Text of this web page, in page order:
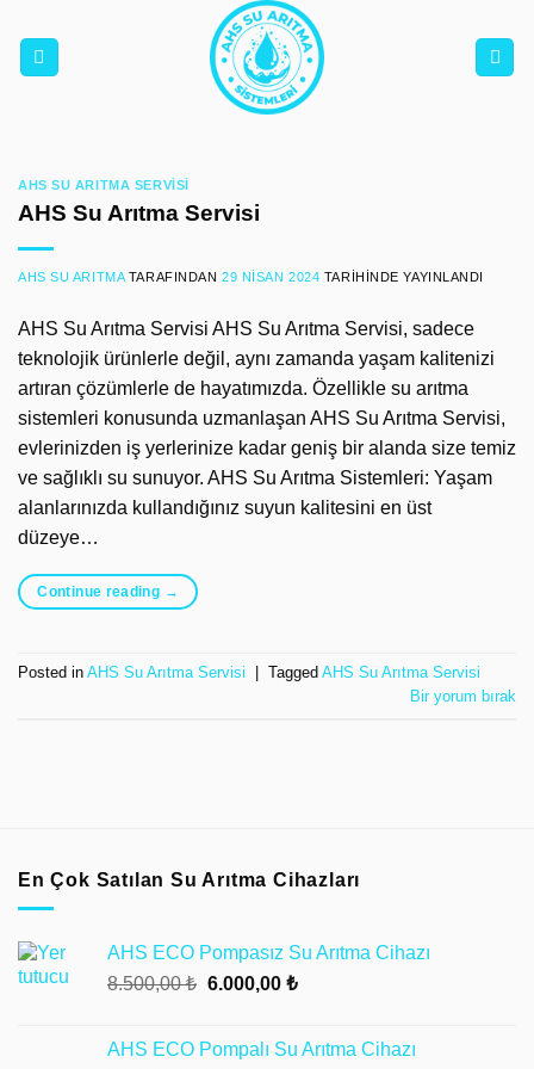
atla
AHS SU ARITMA SERVISI
AHS Su Arıtma Servisi
AHS SU ARITMATARAFINDAN 29 NISAN 2024 TARIHINDE YAYINLANDI
AHS Su Arıtma Servisi AHS Su Arıtma Servisi, sadece
teknolojik ürünlerle değil, aynı zamanda yaşam kalitenizi
artıran çözümlerle de hayatımızda. Özellikle su arıtma
sistemleri konusunda uzmanlaşan AHS Su Arıtma Servisi,
evlerinizden iş yerlerinize kadar geniş bir alanda size temiz
ve sağlıklı su sunuyor. AHS Su Arıtma Sistemleri: Yaşam
alanlarınızda kullandığınız suyun kalitesini en üst
düzeye…
Continue reading →
Posted in AHS Su Arıtma Servisi Tagged AHS Su Arıtma Servisi
Bir yorum bırak
En Çok Satılan Su Arıtma Cihazları
AHS ECO Pompasız Su Arıtma Cihazı
8.500,00₺ Orijinal
6.000,00 ₺Şu
6.000,00 ₺.
AHS ECO Pompalı Su Arıtma Cihazı